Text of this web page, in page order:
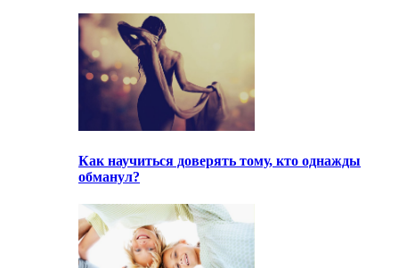
Как научиться доверять тому, кто однажды
обманул?